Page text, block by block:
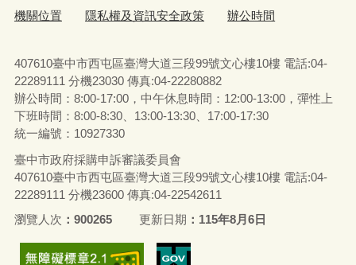
機關位置 隱私權及資訊安全政策 辦公時間
407610臺中市西屯區臺灣大道三段99號文心樓10樓 電話:04-
22289111 分機23030 傳真:04-22280882
辦公時間：8:00-17:00，中午休息時間：12:00-13:00，彈性上
下班時間：8:00-8:30、13:00-13:30、17:00-17:30
統一編號：10927330
臺中市政府採購申訴審議委員會
407610臺中市西屯區臺灣大道三段99號文心樓10樓 電話:04-
22289111 分機23600 傳真:04-22542611
瀏覽人次
900265 更新日期 115年8月6日